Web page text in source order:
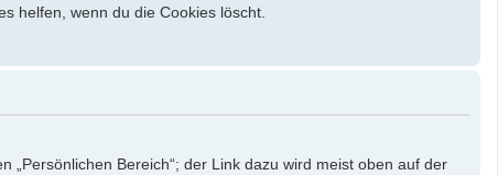
helfen, wenn du die Cookies löscht.
Bereich“; der Link dazu wird meist oben auf der